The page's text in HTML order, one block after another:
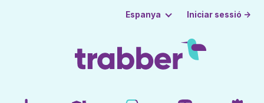
Espanya Iniciar sessió →